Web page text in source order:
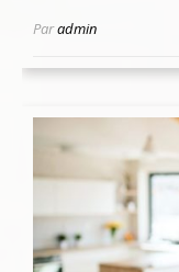
Paradmin